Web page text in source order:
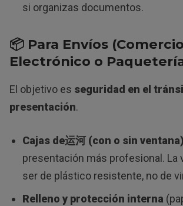
si organizas documentos.
📦 Para Envíos (Comercio
Electrónico o
El objetivo es seguridad en el
presentación.
Cajas de运河 (con o sin ventana)
presentación más profesional. La
ser de plástico resistente, no de
Relleno y protección interna